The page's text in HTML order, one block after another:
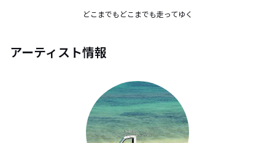
どこまでもどこまでも走ってゆく
アーティスト情報